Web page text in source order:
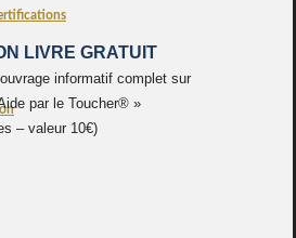
LIVRE GRATUIT
informatif complet sur
par le Toucher® »
– valeur 10€)